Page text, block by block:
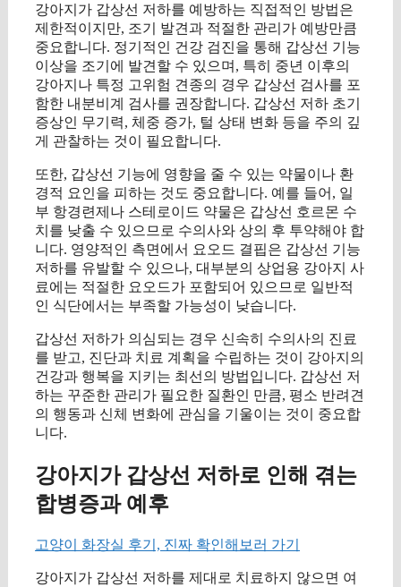
강아지가 갑상선 저하를 예방하는 직접적인 방법은
제한적이지만, 조기 발견과 적절한 관리가 예방만큼
중요합니다. 정기적인 건강 검진을 통해 갑상선 기능
이상을 조기에 발견할 수 있으며, 특히 중년 이후의
강아지나 특정 고위험 견종의 경우 갑상선 검사를 포
함한 내분비계 검사를 권장합니다. 갑상선 저하 초기
증상인 무기력, 체중 증가, 털 상태 변화 등을 주의 깊
게 관찰하는 것이 필요합니다.
또한, 갑상선 기능에 영향을 줄 수 있는 약물이나 환
경적 요인을 피하는 것도 중요합니다. 예를 들어, 일
부 항경련제나 스테로이드 약물은 갑상선 호르몬 수
치를 낮출 수 있으므로 수의사와 상의 후 투약해야 합
니다. 영양적인 측면에서 요오드 결핍은 갑상선 기능
저하를 유발할 수 있으나, 대부분의 상업용 강아지 사
료에는 적절한 요오드가 포함되어 있으므로 일반적
인 식단에서는 부족할 가능성이 낮습니다.
갑상선 저하가 의심되는 경우 신속히 수의사의 진료
를 받고, 진단과 치료 계획을 수립하는 것이 강아지의
건강과 행복을 지키는 최선의 방법입니다. 갑상선 저
하는 꾸준한 관리가 필요한 질환인 만큼, 평소 반려견
의 행동과 신체 변화에 관심을 기울이는 것이 중요합
니다.
강아지가 갑상선 저하로 인해 겪는
합병증과 예후
고양이 화장실 후기, 진짜 확인해보러 가기
강아지가 갑상선 저하를 제대로 치료하지 않으면 여